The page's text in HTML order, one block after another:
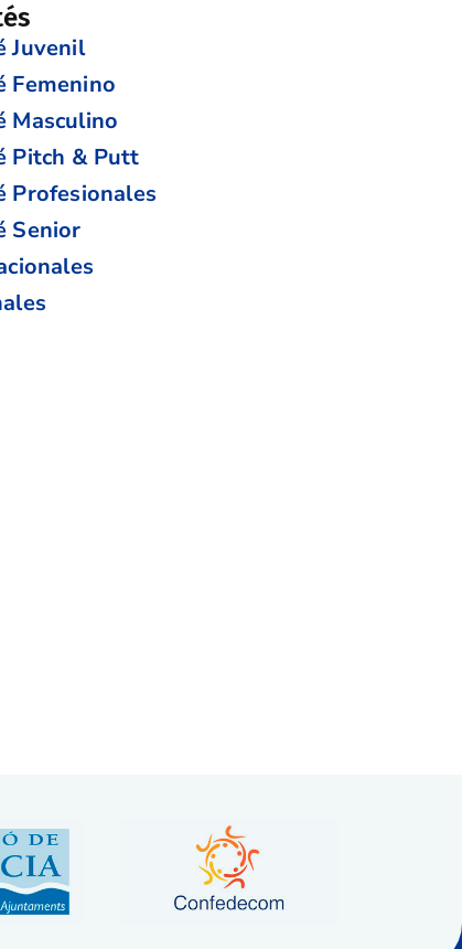
Juvenil
Femenino
Masculino
Pitch & Putt
Profesionales
Senior